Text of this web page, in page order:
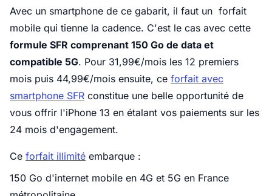
Avec un smartphone de ce gabarit, il faut un forfait
mobile qui tienne la cadence. C'est le cas avec cette
formule SFR comprenant 150 Go de data et
compatible 5G. Pour 31,99€/mois les 12 premiers
mois puis 44,99€/mois ensuite, ce forfait avec
smartphone SFR constitue une belle opportunité de
vous offrir l'iPhone 13 en étalant vos paiements sur les
24 mois d'engagement.
Ce forfait illimité embarque :
150 Go d'internet mobile en 4G et 5G en France